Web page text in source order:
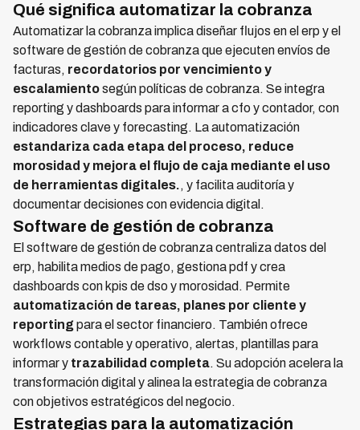
Qué significa automatizar la cobranza
Automatizar la cobranza implica diseñar flujos en el erp y el
software de gestión de cobranza que ejecuten envíos de
facturas, recordatorios por vencimiento y
escalamientosegún políticas de cobranza. Se integra
reporting y dashboards para informar a cfo y contador, con
indicadores clave y forecasting. La automatización
estandariza cada etapa del proceso, reduce
morosidad y mejora el flujo de caja mediante el uso
de herramientas digitales., y facilita auditoría y
documentar decisiones con evidencia digital.
Software de gestión de cobranza
El software de gestión de cobranza centraliza datos del
erp, habilita medios de pago, gestiona pdf y crea
dashboards con kpis de dso y morosidad. Permite
automatización de tareas, planes por cliente y
reportingpara el sector financiero. También ofrece
workflows contable y operativo, alertas, plantillas para
informar y trazabilidad completa. Su adopción acelera la
transformación digital y alinea la estrategia de cobranza
con objetivos estratégicos del negocio.
Estrategias para la automatización